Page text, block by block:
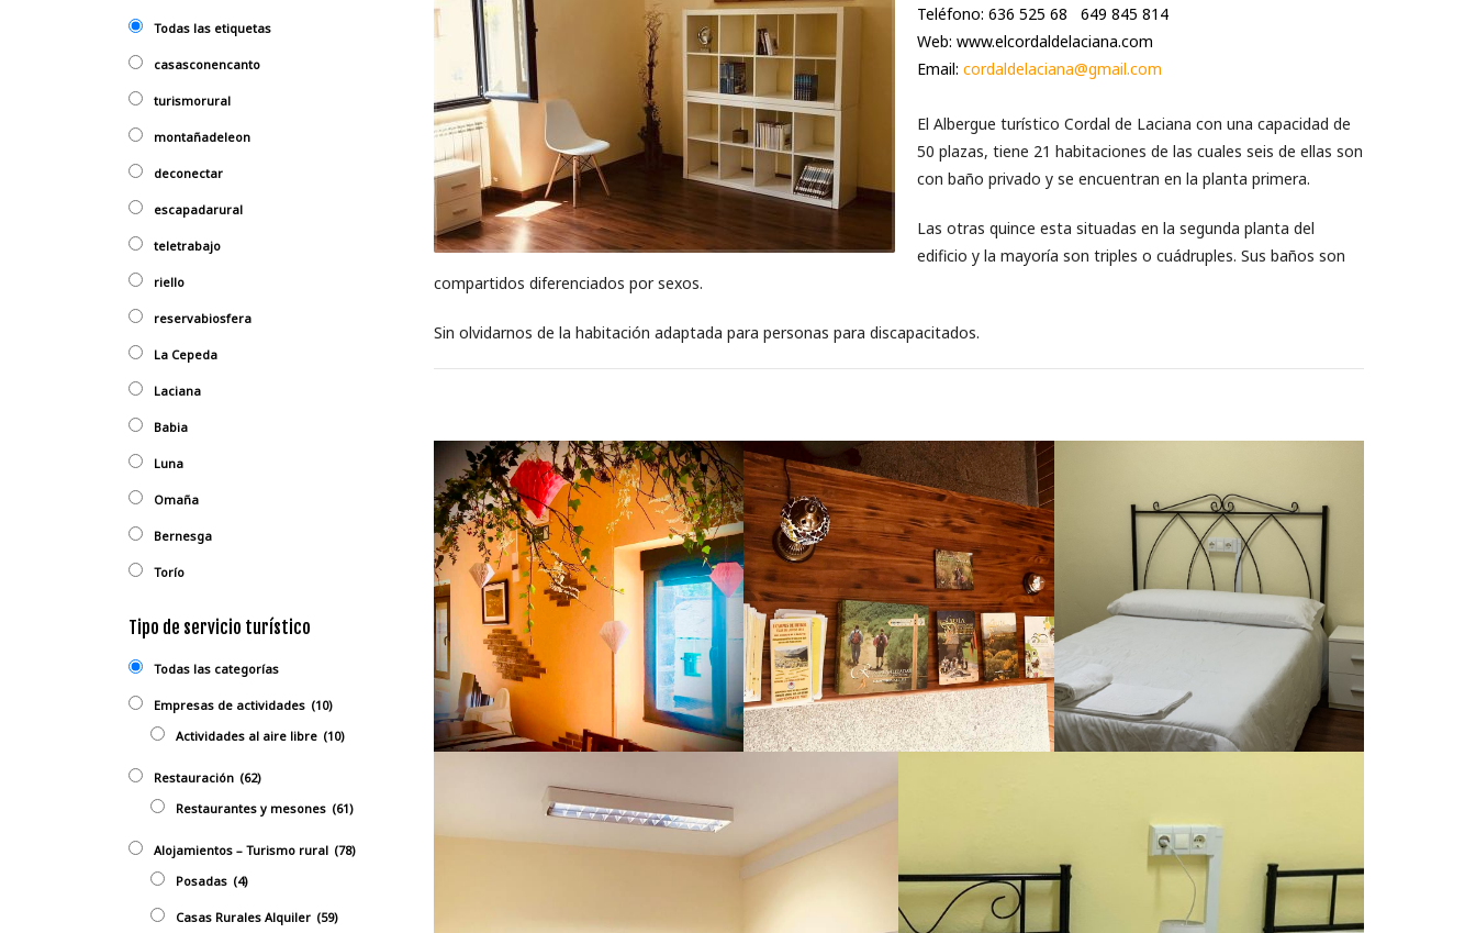
Teléfono: 636 525 68 649 845 814
Web: www.elcordaldelaciana.com
Email: cordaldelaciana@gmail.com
El Albergue turístico Cordal de Laciana con una capacidad de
50 plazas, tiene 21 habitaciones de las cuales seis de ellas son
con baño privado y se encuentran en la planta primera.
Las otras quince esta situadas en la segunda planta del
edificio y la mayoría son triples o cuádruples. Sus baños son
compartidos diferenciados por sexos.
Sin olvidarnos de la habitación adaptada para personas para discapacitados.
Todas las etiquetas
casasconencanto
turismorural
montañadeleon
deconectar
escapadarural
teletrabajo
riello
reservabiosfera
La Cepeda
Laciana
Babia
Luna
Omaña
Bernesga
Torío
Tipo de servicio turístico
Todas las categorías
Empresas de actividades (10)
Actividades al aire libre (10)
Restauración (62)
Restaurantes y mesones (61)
Alojamientos – Turismo rural (78)
Posadas (4)
Casas Rurales Alquiler (59)